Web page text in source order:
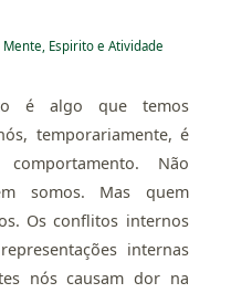
Mente, Espirito e Atividade
é algo que temos
temporariamente, é
Não
somos. Mas quem
Os conflitos internos
internas
nós causam dor na